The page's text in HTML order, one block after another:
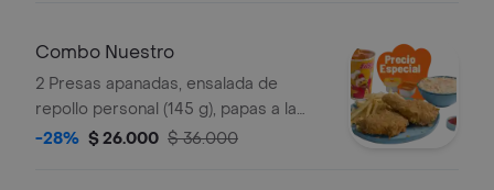
Combo Nuestro
2 Presas apanadas, ensalada de
repollo personal (145 g), papas a la
francesa mediana (60 g) y gaseosa
-28% $ 26.000 $ 36.000